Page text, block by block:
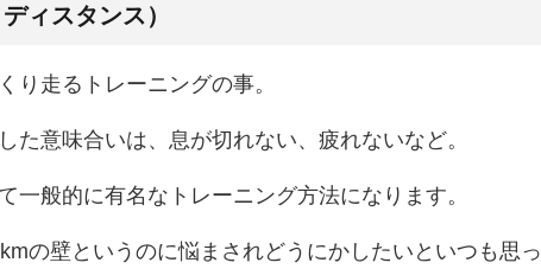
ィスタンス）
り走るトレーニングの事。
た意味合いは、息が切れない、疲れないなど。
一般的に有名なトレーニング方法になります。
の壁というのに悩まされどうにかしたいといつも思っ